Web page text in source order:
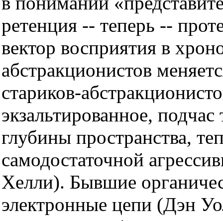
ретенция -- теперь --
вектор восприятия в
абстракционистов
стариков-
экзальтированное,
глубины пространства,
самодостаточной
Хелли). Бывшие
электронные цепи (Дэн